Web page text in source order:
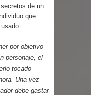
de un
que
por objetivo
personaje, el
tocado
Una vez
debe gastar